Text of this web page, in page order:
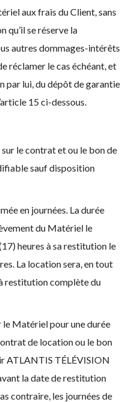
aux frais du Client, sans
qu’il se réserve la
autres dommages-intérêts
réclamer le cas échéant, et
par lui, du dépôt de garantie
15 ci-dessous.
le contrat et ou le bon de
sauf disposition
en journées. La durée
du Matériel le
heures à sa restitution le
La location sera, en tout
restitution complète du
le Matériel pour une durée
de location ou le bon
ATLANTIS TÉLÉVISION
la date de restitution
contraire, les journées de